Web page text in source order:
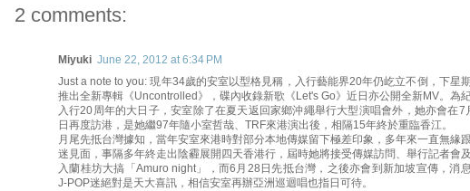
2 comments:
Miyuki June 22, 2012 at 6:34 PM
Just a note to you: 現年34歲的安室以型格見稱，入行藝能界20年仍屹立不倒，下星
推出全新專輯《Uncontrolled》，碟內收錄新歌《Let's Go》近日亦公開全新MV。為
入行20周年的大日子，安室除了在夏天返回家鄉沖繩舉行大型演唱會外，她亦會在7
日再度訪港，是她繼97年隨小室哲哉、TRF來港演出後，相隔15年終於重臨香江。
月尾先抵台灣據知，當年安室來港時對部分本地傳媒留下極差印象，多年來一直無緣
迷見面，事隔多年終走出陰霾展開四天香港行，屆時她將接受傳媒訪問、舉行記者會
入蘭桂坊大搞「Amuro night」，而6月28日先抵台灣，之後亦會到新加坡宣傳，消
J-POP迷絕對是天大喜訊，相信安室再辦亞洲巡迴唱也指日可待。